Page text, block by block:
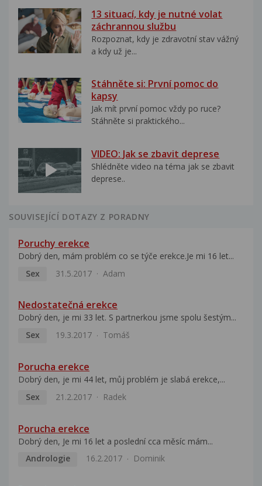
13 situací, kdy je nutné volat
záchrannou službu
Rozpoznat, kdy je zdravotní stav vážný
a kdy už je...
Stáhněte si: První pomoc do
kapsy
Jak mít první pomoc vždy po ruce?
Stáhněte si praktického...
VIDEO: Jak se zbavit deprese
Shlédněte video na téma jak se zbavit
deprese..
SOUVISEJÍCÍ DOTAZY Z PORADNY
Poruchy erekce
Dobrý den, mám problém co se týče erekce.Je mi 16 let...
Sex
31.5.2017 Adam
Nedostatečná erekce
Dobrý den, je mi 33 let. S partnerkou jsme spolu šestým...
Sex
19.3.2017 Tomáš
Porucha erekce
Dobrý den, je mi 44 let, můj problém je slabá erekce,...
Sex
21.2.2017 Radek
Porucha erekce
Dobrý den, Je mi 16 let a poslední cca měsíc mám...
Andrologie
16.2.2017 Dominik